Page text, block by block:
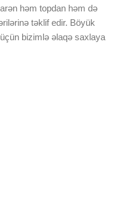
DAXILI YADDA
həm topdan həm də
təklif edir. Böyük
bizimlə əlaqə saxlaya